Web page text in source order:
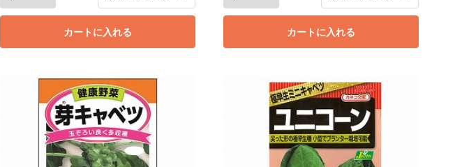
カートに入れる カートに入れる